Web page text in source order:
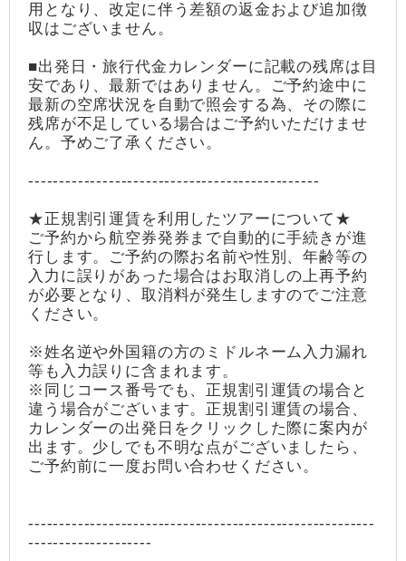
用となり、改定に伴う差額の返金および追加徴
収はございません。
■出発日・旅行代金カレンダーに記載の残席は目
安であり、最新ではありません。ご予約途中に
最新の空席状況を自動で照会する為、その際に
残席が不足している場合はご予約いただけませ
ん。予めご了承ください。
-----------------------------------------------
★正規割引運賃を利用したツアーについて★
ご予約から航空券発券まで自動的に手続きが進
行します。ご予約の際お名前や性別、年齢等の
入力に誤りがあった場合はお取消しの上再予約
が必要となり、取消料が発生しますのでご注意
ください。
※姓名逆や外国籍の方のミドルネーム入力漏れ
等も入力誤りに含まれます。
※同じコース番号でも、正規割引運賃の場合と
違う場合がございます。正規割引運賃の場合、
カレンダーの出発日をクリックした際に案内が
出ます。少しでも不明な点がございましたら、
ご予約前に一度お問い合わせください。
--------------------------------------------------------
--------------------